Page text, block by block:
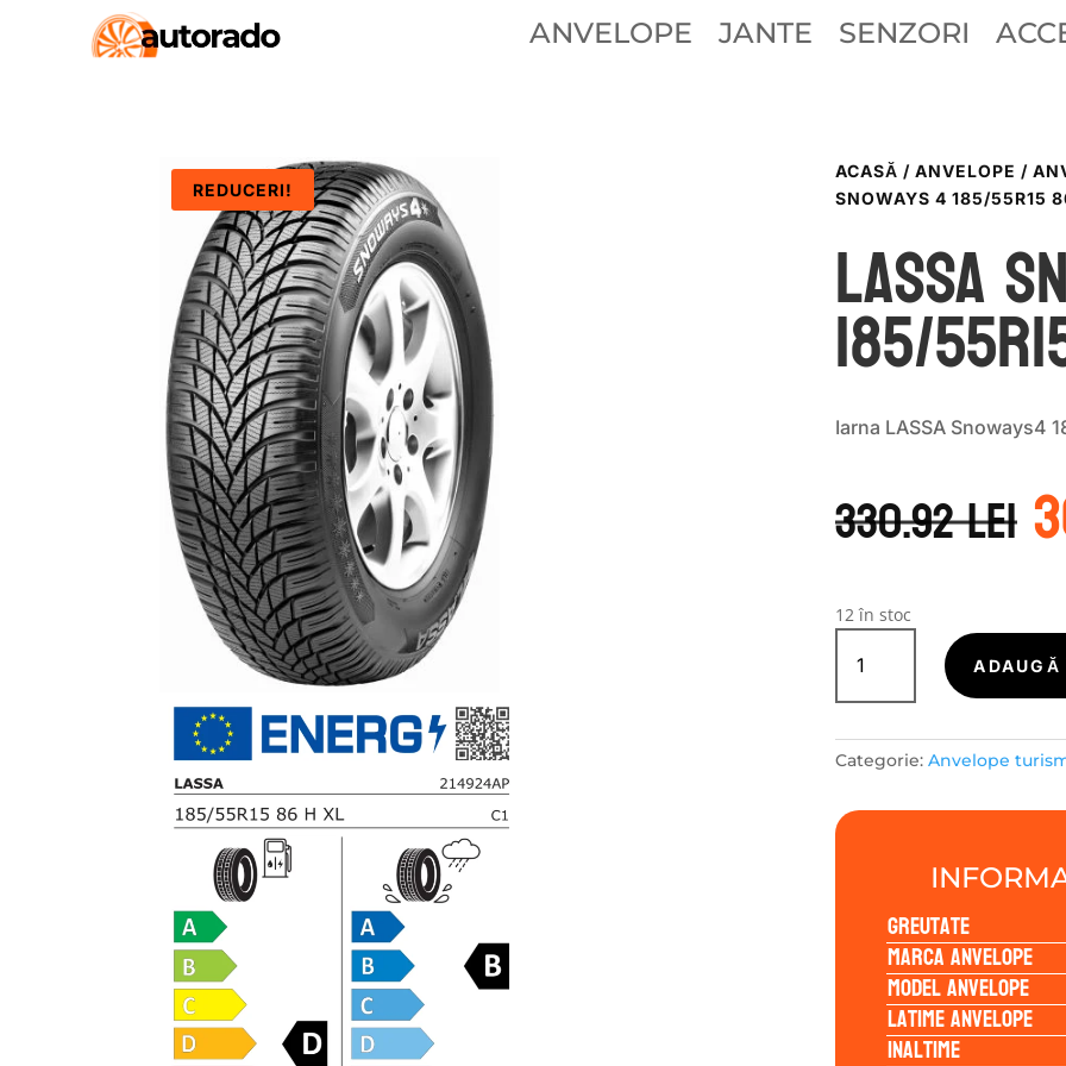
ANVELOPE JANTE SENZORI
REDUCERI!
ACASĂ / ANVELOPE /
SNOWAYS 4 185/55R15
LASSA
185/
Iarna LASSA Snoways4
330.92leia
12 în stoc
Cantitate
LASSA
SNOWAYS
185/55R15
86H
ADAUGĂ
Categorie: Anvelope
Greutate
Marca anvelope
Model anvelope
Latime anvelope
Inaltime